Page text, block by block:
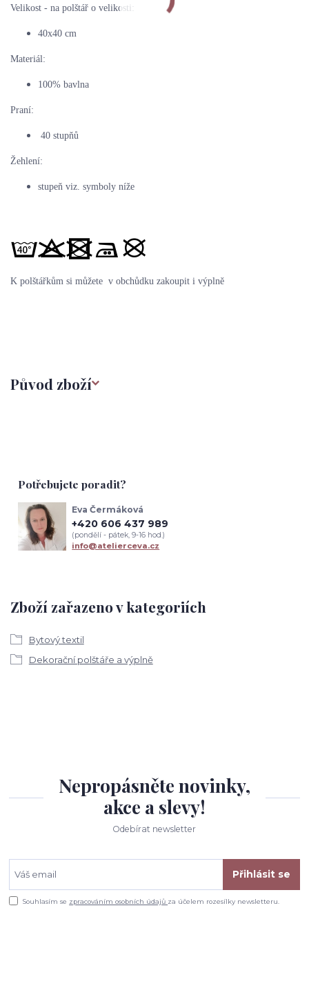
Velikost - na polštář o velikosti:
40x40 cm
Materiál:
100% bavlna
Praní:
40 stupňů
Žehlení:
stupeň viz. symboly níže
K polštářkům si můžete v obchůdku zakoupit i výplně
Původ zboží
Zboží zařazeno v kategoriích
Bytový textil
Dekorační polštáře a výplně
Potřebujete poradit?
Eva Čermáková
+420 606 437 989
(pondělí - pátek, 9-16 hod.)
info@atelierceva.cz
Nepropásněte novinky,
akce a slevy!
Odebírat newsletter
Přihlásit se
Souhlasím se zpracováním osobních údajů za účelem rozesílky newsletteru.